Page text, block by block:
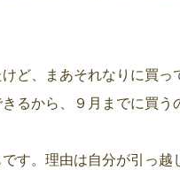
ど、まあそれなりに買っ
るから、９月までに買う
す。理由は自分が引っ越